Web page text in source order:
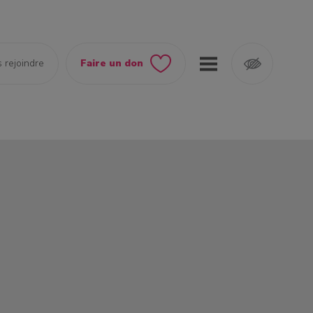
rejoindre Faire un don